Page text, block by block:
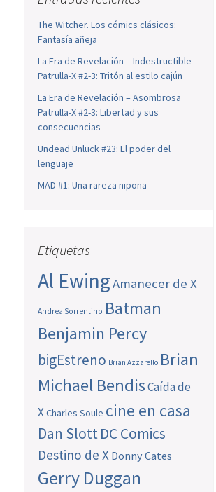
The Witcher. Los cómics clásicos:
Fantasía añeja
La Era de Revelación – Indestructible
Patrulla-X #2-3: Tritón al estilo cajún
La Era de Revelación – Asombrosa
Patrulla-X #2-3: Libertad y sus
consecuencias
Undead Unluck #23: El poder del
lenguaje
MAD #1: Una rareza nipona
Etiquetas
Al EwingAmanecer de X
Andrea Sorrentino Batman
Benjamin Percy
bigEstreno Brian Azzarello Brian
Michael BendisCaída de
XCharles Soule cine en casa
Dan SlottDC Comics
Destino de X Donny Cates
Gerry Duggan